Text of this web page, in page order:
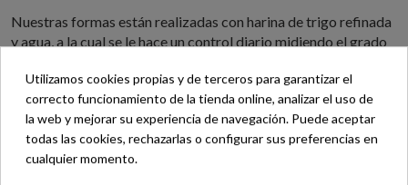
Nuestras formas están realizadas con harina de trigo refinada
y agua, a la cual se le hace un control diario midiendo el grado
3 otros productos en la misma categoría:
Utilizamos cookies propias y de terceros para garantizar el
correcto funcionamiento de la tienda online, analizar el uso de
la web y mejorar su experiencia de navegación. Puede aceptar
todas las cookies, rechazarlas o configurar sus preferencias en
cualquier momento.